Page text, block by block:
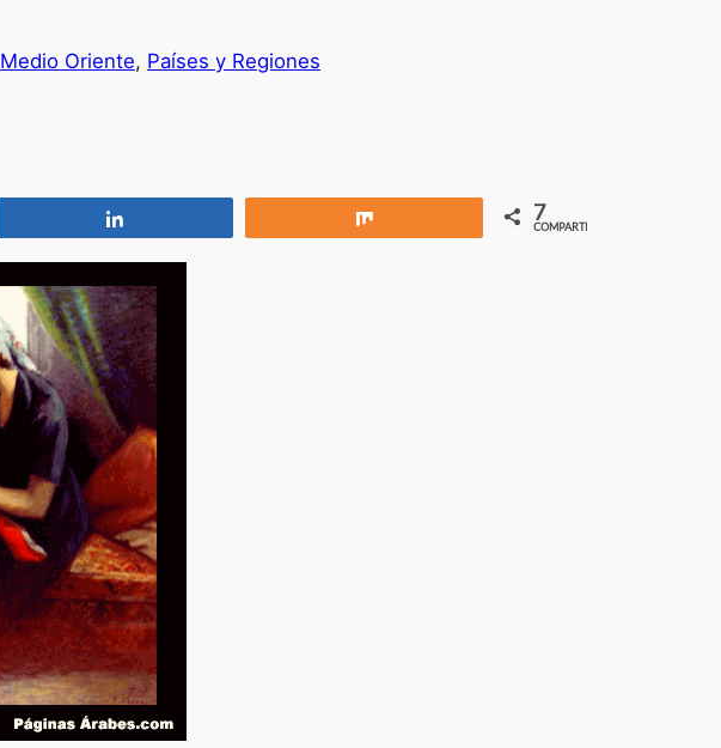
Medio Oriente, Países y Regiones
7
COMPARTIR